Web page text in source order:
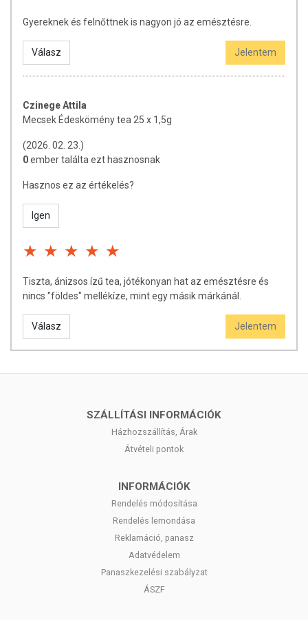
Gyereknek és felnőttnek is nagyon jó az emésztésre.
Válasz Jelentem
Czinege Attila
Mecsek Édeskömény tea 25 x 1,5g
(2026. 02. 23.)
0ember találta ezt hasznosnak
Hasznos ez az értékelés?
Igen
Tiszta, ánizsos ízű tea, jótékonyan hat az emésztésre és
nincs "földes" mellékíze, mint egy másik márkánál.
Válasz Jelentem
SZÁLLÍTÁSI INFORMÁCIÓK
Házhozszállítás, Árak
Átvételi pontok
INFORMÁCIÓK
Rendelés módosítása
Rendelés lemondása
Reklamáció, panasz
Adatvédelem
Panaszkezelési szabályzat
ÁSZF